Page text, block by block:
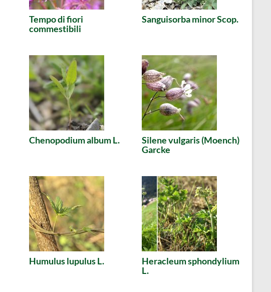
Tempo di fiori
commestibili
Sanguisorba minor Scop.
Chenopodium album L.
Silene vulgaris (Moench)
Garcke
Humulus lupulus L.
Heracleum sphondylium
L.